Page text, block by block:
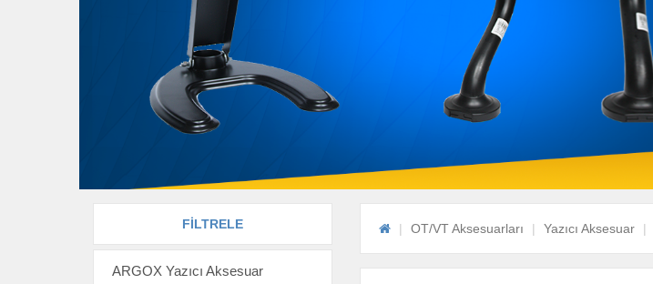
FİLTRELE
ARGOX Yazıcı Aksesuar
OT/VT Aksesuarları Yazıcı Aksesuar